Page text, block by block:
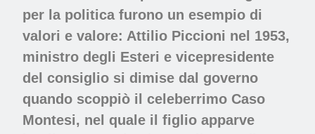
per la politica furono un esempio di
valori e valore: Attilio Piccioni nel 1953,
ministro degli Esteri e vicepresidente
del consiglio si dimise dal governo
quando scoppiò il celeberrimo Caso
Montesi, nel quale il figlio apparve